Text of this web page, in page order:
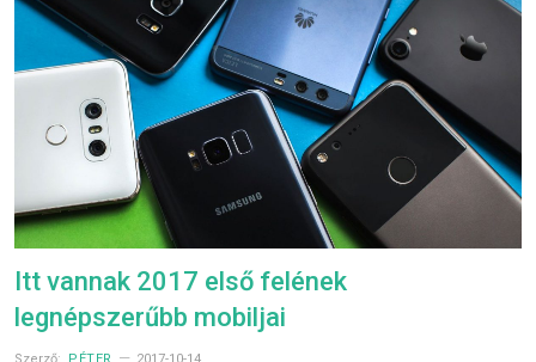
Itt vannak 2017 első felének
legnépszerűbb mobiljai
Szerző: PÉTER 2017-10-14